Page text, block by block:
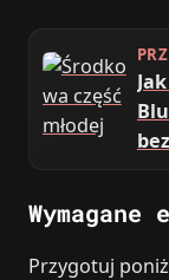
Wymagane
Przygotuj